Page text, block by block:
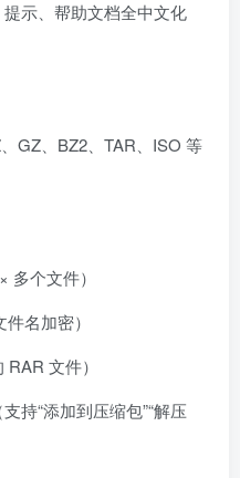
提示、帮助文档全中文化
GZ、BZ2、TAR、ISO 等
多个文件）
名加密）
文件）
持“添加到压缩包”“解压